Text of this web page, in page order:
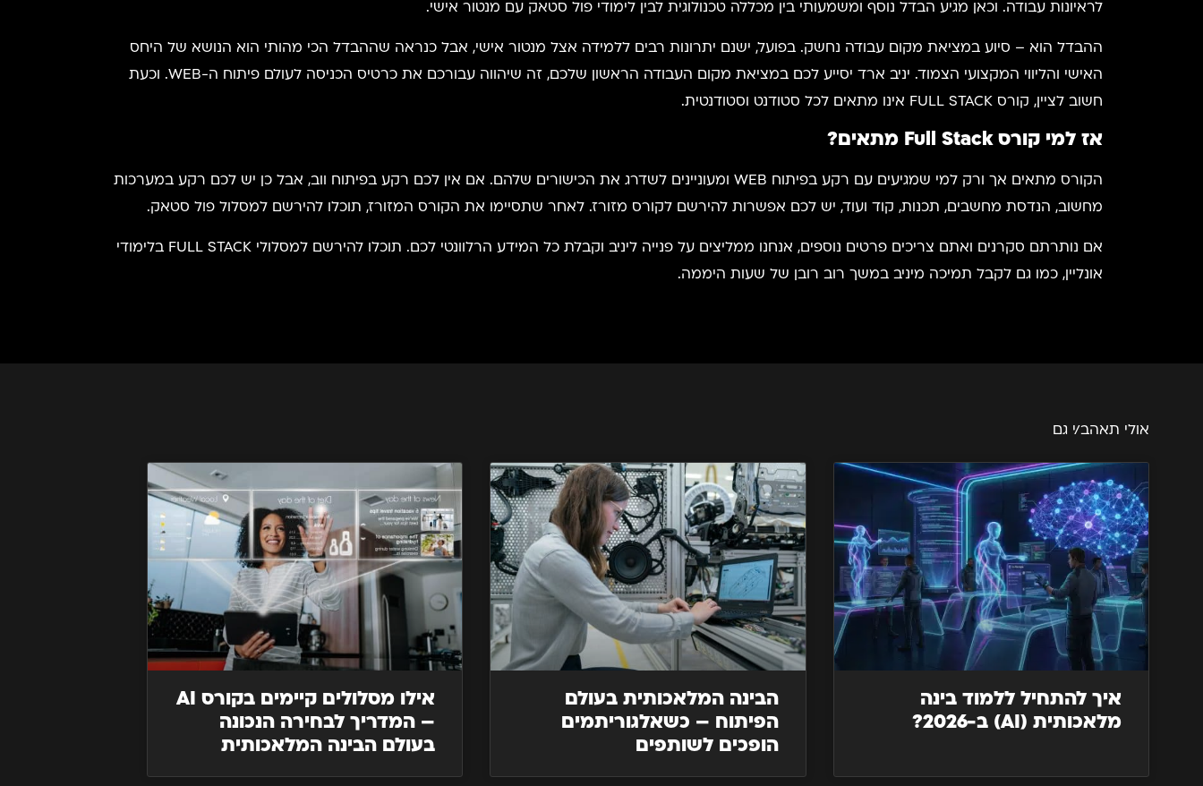
לראיונות עבודה. וכאן מגיע הבדל נוסף ומשמעותי בין מכללה טכנולוגית לבין לימודי פול סטאק עם מנטור אישי.
ההבדל הוא – סיוע במציאת מקום עבודה נחשק. בפועל, ישנם יתרונות רבים ללמידה אצל מנטור אישי, אבל כנראה שההבדל הכי מהותי הוא הנושא של היחס
האישי והליווי המקצועי הצמוד. יניב ארד יסייע לכם במציאת מקום העבודה הראשון שלכם, זה שיהווה עבורכם את כרטיס הכניסה לעולם פיתוח ה-WEB. וכעת
חשוב לציין, קורס FULL STACK אינו מתאים לכל סטודנט וסטודנטית.
אז למי קורס Full Stack מתאים?
הקורס מתאים אך ורק למי שמגיעים עם רקע בפיתוח WEB ומעוניינים לשדרג את הכישורים שלהם. אם אין לכם רקע בפיתוח ווב, אבל כן יש לכם רקע במערכות
מחשוב, הנדסת מחשבים, תכנות, קוד ועוד, יש לכם אפשרות להירשם לקורס מזורז. לאחר שתסיימו את הקורס המזורז, תוכלו להירשם למסלול פול סטאק.
אם נותרתם סקרנים ואתם צריכים פרטים נוספים, אנחנו ממליצים על פנייה ליניב וקבלת כל המידע הרלוונטי לכם. תוכלו להירשם למסלולי FULL STACK בלימודי
אונליין, כמו גם לקבל תמיכה מיניב במשך רוב רובן של שעות היממה.
אולי תאהב/י גם
איך להתחיל ללמוד בינה
מלאכותית (AI) ב-2026?
הבינה המלאכותית בעולם
הפיתוח – כשאלגוריתמים
הופכים לשותפים
אילו מסלולים קיימים בקורס AI
– המדריך לבחירה הנכונה
בעולם הבינה המלאכותית